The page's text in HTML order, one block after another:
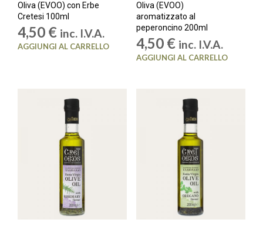
Oliva (EVOO) con Erbe
Cretesi 100ml
4,50 € inc. I.V.A.
AGGIUNGI AL CARRELLO
Oliva (EVOO)
aromatizzato al
peperoncino 200ml
4,50 € inc. I.V.A.
AGGIUNGI AL CARRELLO